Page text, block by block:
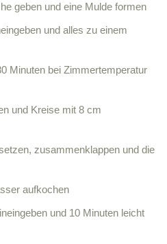
geben und eine Mulde formen
und alles zu einem
Minuten bei Zimmertemperatur
und Kreise mit 8 cm
zusammenklappen und die
aufkochen
und 10 Minuten leicht